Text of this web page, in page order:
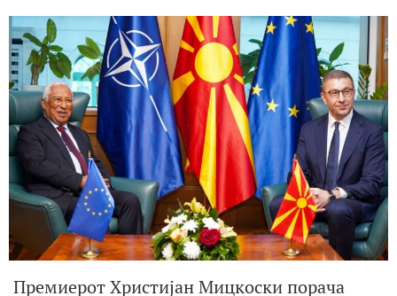
Премиерот Христијан Мицкоски порача